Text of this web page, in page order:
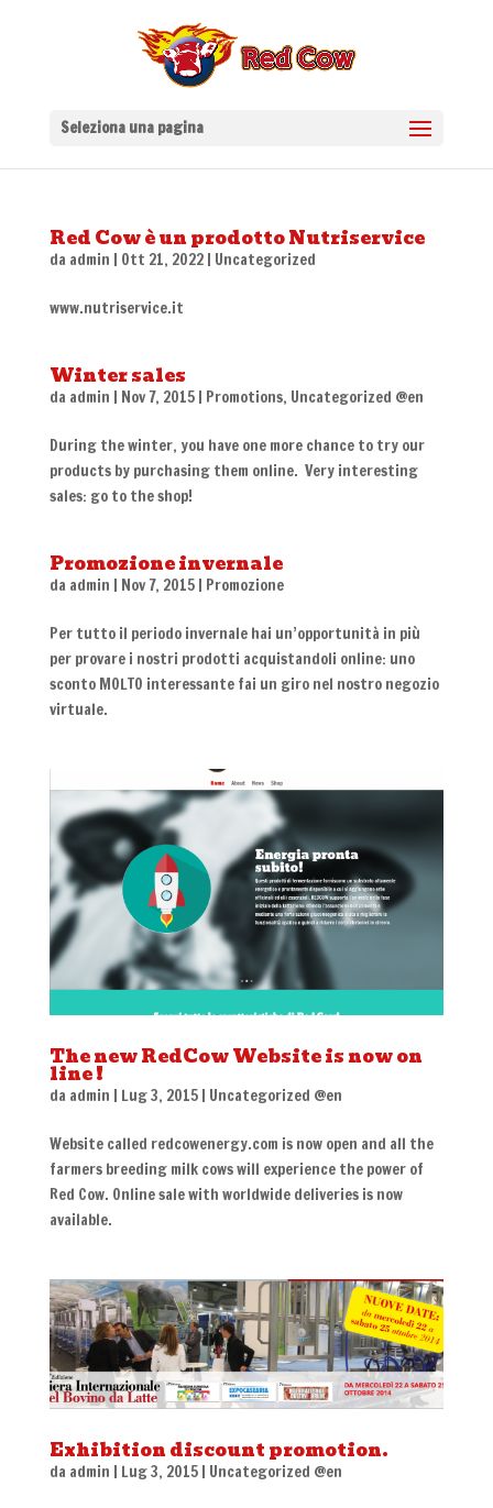
Seleziona una pagina
Red Cow è un prodotto Nutriservice
da admin | Ott 21, 2022| Uncategorized
www.nutriservice.it
Winter sales
da admin | Nov 7, 2015| Promotions, Uncategorized @en
During the winter, you have one more chance to try our
products by purchasing them online. Very interesting
sales: go to the shop!
Promozione invernale
da admin | Nov 7, 2015| Promozione
Per tutto il periodo invernale hai un’opportunità in più
per provare i nostri prodotti acquistandoli online: uno
sconto MOLTO interessante fai un giro nel nostro negozio
virtuale.
The new RedCow Website is now on
line !
da admin | Lug 3, 2015| Uncategorized @en
Website called redcowenergy.com is now open and all the
farmers breeding milk cows will experience the power of
Red Cow. Online sale with worldwide deliveries is now
available.
Exhibition discount promotion.
da admin | Lug 3, 2015| Uncategorized @en